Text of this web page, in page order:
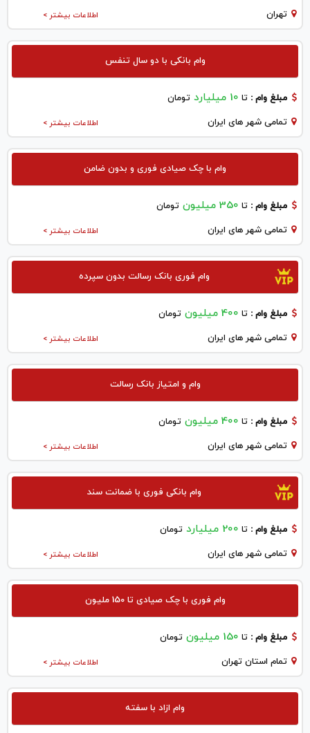
اطلاعات بیشتر > تهران
وام بانکی با دو سال تنفس
مبلغ وام : تا 10 میلیارد تومان
اطلاعات بیشتر > تمامی شهر های ایران
وام با چک صیادی فوری و بدون ضامن
مبلغ وام : تا 350 میلیون تومان
اطلاعات بیشتر > تمامی شهر های ایران
وام فوری بانک رسالت بدون سپرده
مبلغ وام : تا 400 میلیون تومان
اطلاعات بیشتر > تمامی شهر های ایران
وام و امتیاز بانک رسالت
مبلغ وام : تا 400 میلیون تومان
اطلاعات بیشتر > تمامی شهر های ایران
وام بانکی فوری با ضمانت سند
مبلغ وام : تا 200 میلیارد تومان
اطلاعات بیشتر > تمامی شهر های ایران
وام فوری با چک صیادی تا 150 ملیون
مبلغ وام : تا 150 میلیون تومان
اطلاعات بیشتر > تمام استان تهران
وام ازاد با سفته